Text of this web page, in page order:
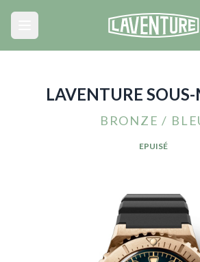
LAVENTURE
BRONZE /
EPUISÉ